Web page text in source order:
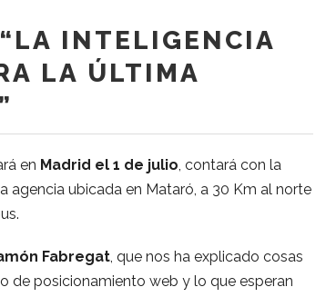
INTELIGENCIA
LA ÚLTIMA
en Madrid el 1 de julio, contará con la
agencia ubicada en Mataró, a 30 Km al norte
Fabregat, que nos ha explicado cosas
de posicionamiento web y lo que esperan